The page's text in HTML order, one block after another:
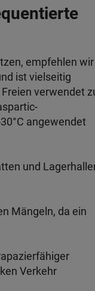
empfehlen wir
ist vielseitig
verwendet
angewendet
und
Mängeln, da ein
Verkehr